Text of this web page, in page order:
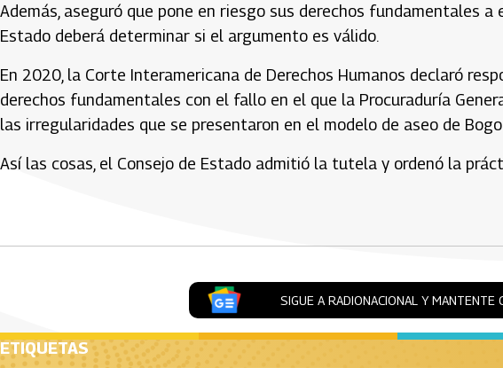
Además, aseguró que pone en riesgo sus derechos fundamentales
Estado deberá determinar si el argumento es válido.
En 2020, la Corte Interamericana de Derechos Humanos declaró
derechos fundamentales con el fallo en el que la Procuraduría
las irregularidades que se presentaron en el modelo de aseo de
Así las cosas, el Consejo de Estado admitió la tutela y ordenó la
SIGUE A RADIONACIONAL Y MANTENTE
ETIQUETAS